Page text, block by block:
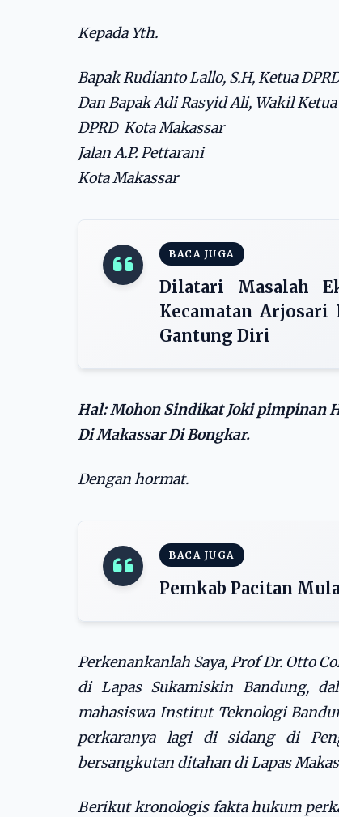
Kepada Yth.
Bapak Rudianto Lallo, S.H, Ketua
Dan Bapak Adi Rasyid Ali, Wakil
DPRD Kota Makassar
Jalan A.P. Pettarani
Kota Makassar
BACA JUGA
Dilatari Masalah
Kecamatan
Gantung Diri
Hal: Mohon Sindikat Joki pimpinan
Di Makassar Di Bongkar.
Dengan hormat.
BACA JUGA
Pemkab Pacitan
Perkenankanlah Saya, Prof Dr. Otto
di Lapas Sukamiskin Bandung,
mahasiswa Institut Teknologi
perkaranya lagi di sidang di
bersangkutan ditahan di Lapas
Berikut kronologis fakta hukum